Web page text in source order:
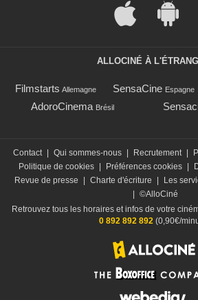
ALLOCINÉ À
Filmstarts Allemagne SensaCine Espagne
AdoroCinema Brésil
Contact Qui sommes-nous Recrutement
Politique de cookies
Préférences cookies
Revue de presse
Charte d'écriture Les
©AlloCiné
Retrouvez tous les horaires et infos de votre
0 892 892 892(0,90€/